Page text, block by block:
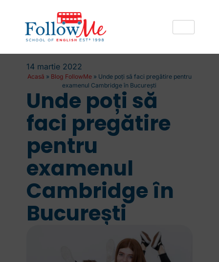
14 martie 2022
Acasă » Blog FollowMe» Unde poți să faci pregătire pentru
examenul Cambridge în București
Unde poți să
faci pregătire
pentru
examenul
Cambridge în
București